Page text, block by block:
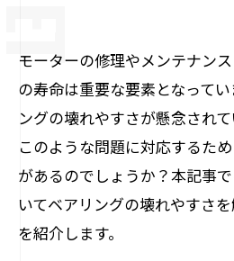
モーターの修理やメンテナン
の寿命は重要な要素となって
ングの壊れやすさが懸念されて
このような問題に対応するた
があるのでしょうか？本記事
いてベアリングの壊れやすさ
を紹介します。